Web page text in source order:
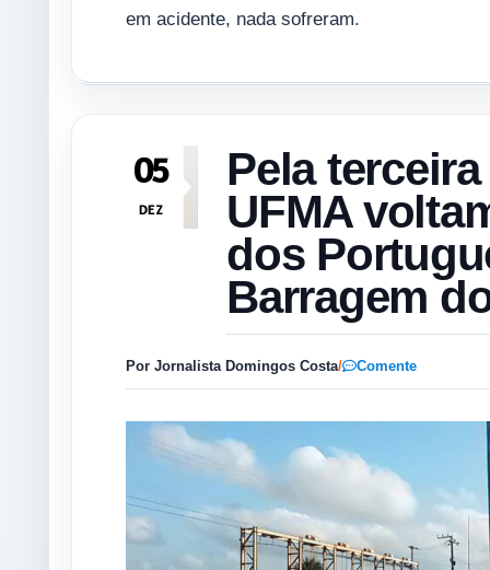
em acidente, nada sofreram.
05
DEZ
Pela
UFMA
dos
Barragem
Por Jornalista Domingos Costa/ Comente